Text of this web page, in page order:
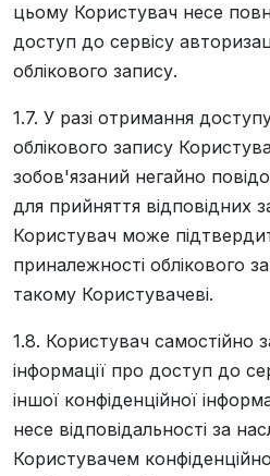
цьому Користувач несе
доступ до сервісу
облікового запису.
1.7. У разі отримання
облікового запису
зобов'язаний негайно
для прийняття відповідних
Користувач може
приналежності облікового
такому Користувачеві.
1.8. Користувач самостійно
інформації про доступ до
іншої конфіденційної
несе відповідальності за
Користувачем